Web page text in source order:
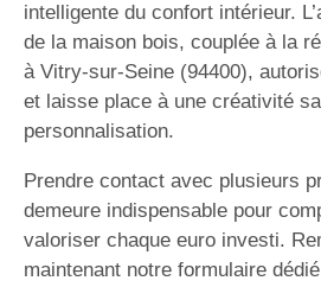
intelligente du confort intérieur.
de la maison bois, couplée à la
à Vitry-sur-Seine (94400),
et laisse place à une créativité
personnalisation.
Prendre contact avec plusieurs
demeure indispensable pour
valoriser chaque euro investi.
maintenant notre formulaire